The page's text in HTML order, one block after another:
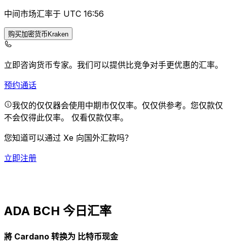
中间市场汇率于 UTC 16:56
购买加密货币Kraken
立即咨询货币专家。 我们可以提供比竞争对手更优惠的汇率。
预约通话
我仅的仅仅器会使用中期市仅仅率。仅仅供参考。您仅款仅
不会仅得此仅率。 仅看仅款仅率。
您知道可以通过 Xe 向国外汇款吗？
立即注册
ADA BCH 今日汇率
將 Cardano 转换为 比特币现金